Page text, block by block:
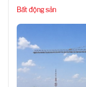
Bất động sản